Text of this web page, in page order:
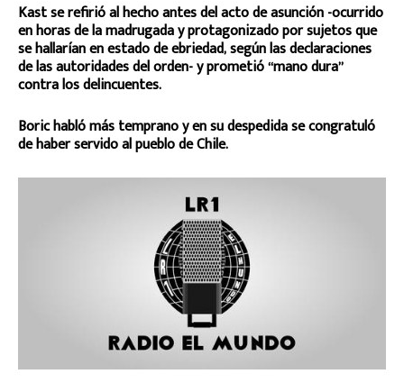
Kast se refirió al hecho antes del acto de asunción -ocurrido
en horas de la madrugada y protagonizado por sujetos que
se hallarían en estado de ebriedad, según las declaraciones
de las autoridades del orden- y prometió “mano dura”
contra los delincuentes.
Boric habló más temprano y en su despedida se congratuló
de haber servido al pueblo de Chile.